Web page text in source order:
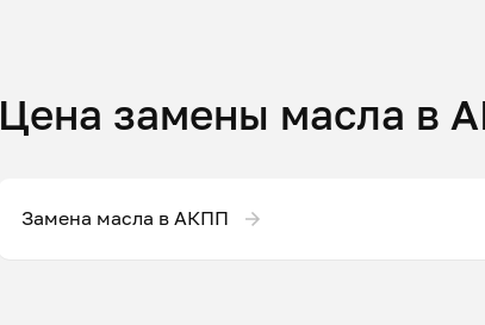
Цена замены масла в
Замена масла в АКПП